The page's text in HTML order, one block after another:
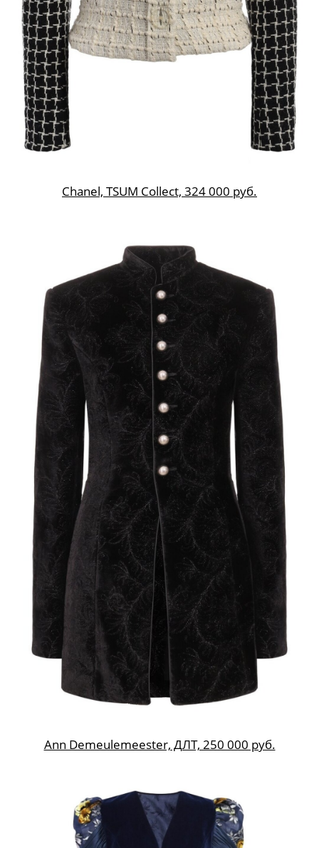
Chanel, TSUM Collect, 324 000 руб.
Ann Demeulemeester, ДЛТ, 250 000 руб.